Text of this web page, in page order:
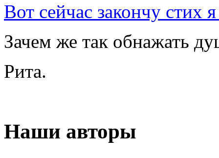
Вот сейчас закончу стих
Зачем же так обнажать
Рита.
Наши авторы